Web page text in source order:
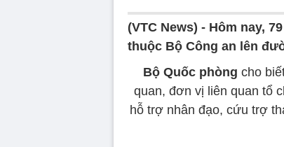
(VTC News) - Hôm nay,
thuộc Bộ Công an lên
Bộ Quốc phòng cho
quan, đơn vị liên quan tổ
hỗ trợ nhân đạo, cứu trợ